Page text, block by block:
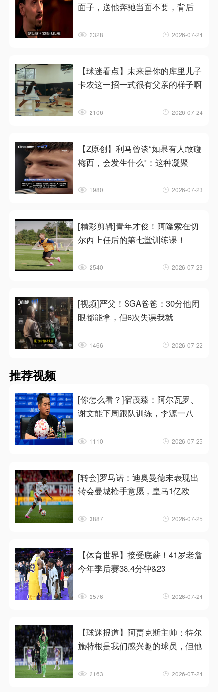
面子，送他奔驰当面不要，背后
2328 2026-07-24
【球迷看点】未来是你的库里儿子
卡农这一招一式很有父亲的样子啊
2106 2026-07-24
【Z原创】利马曾谈“如果有人敢碰
梅西，会发生什么”：这种凝聚
1980 2026-07-23
[精彩剪辑]青年才俊！阿隆索在切
尔西上任后的第七堂训练课！
2540 2026-07-23
[视频]严父！SGA爸爸：30分他闭
眼都能拿，但6次失误我就
1466 2026-07-22
推荐视频
[你怎么看？]宿茂臻：阿尔瓦罗、
谢文能下周跟队训练，李源一八
1110 2026-07-25
[转会]罗马诺：迪奥曼德未表现出
转会曼城枪手意愿，皇马1亿欧
3887 2026-07-25
【体育世界】接受底薪！41岁老詹
今年季后赛38.4分钟&23
2576 2026-07-24
【球迷报道】阿贾克斯主帅：特尔
施特根是我们感兴趣的球员，但他
2163 2026-07-24